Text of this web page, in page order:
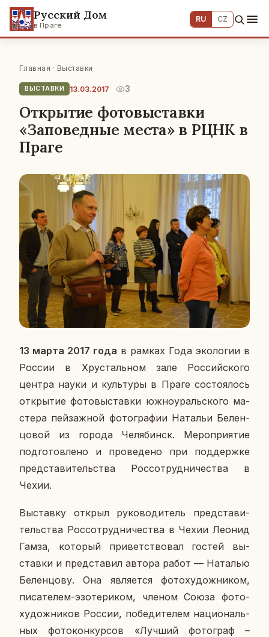
Русский Дом
в Праге
RU CZ
Главная · Выставки
ВЫСТАВКИ 13.03.2017 3
Открытие фотовыставки
«Заповедные места» в РЦНК в
Праге
13 марта 2017 года в рамках Года эко­ло­гии в
России в Хру­сталь­ном зале Рос­сий­ско­го
центра науки и куль­ту­ры в Праге со­сто­я­лось
от­кры­тие фо­то­вы­став­ки юж­но­ураль­ско­го ма­
сте­ра пей­заж­ной фо­то­гра­фии На­та­льи Бе­лен­
цо­вой из города Че­ля­бинск. Ме­ро­при­я­тие
под­го­тов­ле­но и про­ве­де­но при под­держ­ке
пред­ста­ви­тель­ства Рос­со­труд­ни­че­ства в
Чехии.
Вы­став­ку открыл ру­ко­во­ди­тель пред­ста­ви­
тель­ства Рос­со­труд­ни­че­ства в Чехии Леонид
Гамза, ко­то­рый при­вет­ство­вал гостей вы­
став­ки и пред­ста­вил автора работ — На­та­лью
Бе­лен­цо­ву. Она яв­ля­ет­ся фо­то­ху­дож­ни­ком,
пи­са­те­лем-эзо­те­ри­ком, членом Союза фо­то­
ху­дож­ни­ков России, по­бе­ди­те­лем на­ци­о­наль­
ных фо­то­кон­кур­сов «Лучший фо­то­граф –